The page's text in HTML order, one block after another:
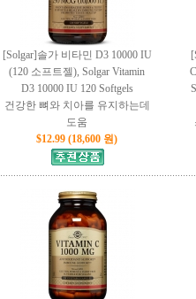
[Solgar]솔가 비타민 D3 10000 IU
(120 소프트젤), Solgar Vitamin
D3 10000 IU 120 Softgels
건강한 뼈와 치아를 유지하는데
도움
$12.99 (18,600 원)